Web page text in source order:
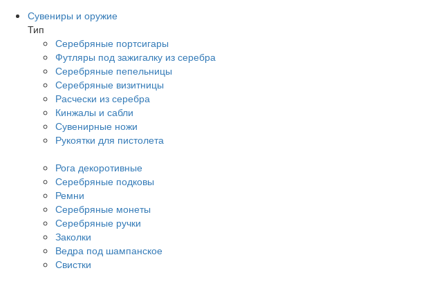
Сувениры и оружие
Тип
Серебряные портсигары
Футляры под зажигалку из серебра
Серебряные пепельницы
Серебряные визитницы
Расчески из серебра
Кинжалы и сабли
Сувенирные ножи
Рукоятки для пистолета
Рога декоротивные
Серебряные подковы
Ремни
Серебряные монеты
Серебряные ручки
Заколки
Ведра под шампанское
Свистки